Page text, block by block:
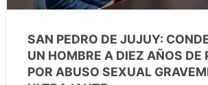
SAN PEDRO DE JUJUY:
UN HOMBRE A DIEZ AÑOS DE
POR ABUSO SEXUAL